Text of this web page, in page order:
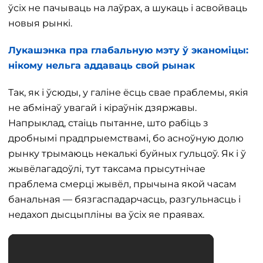
ўсіх не пачываць на лаўрах, а шукаць і асвойваць
новыя рынкі.
Лукашэнка пра глабальную мэту ў эканоміцы:
нікому нельга аддаваць свой рынак
Так, як і ўсюды, у галіне ёсць свае праблемы, якія
не абмінаў увагай і кіраўнік дзяржавы.
Напрыклад, стаіць пытанне, што рабіць з
дробнымі прадпрыемствамі, бо асноўную долю
рынку трымаюць некалькі буйных гульцоў. Як і ў
жывёлагадоўлі, тут таксама прысутнічае
праблема смерці жывёл, прычына якой часам
банальная — бязгаспадарчасць, разгульнасць і
недахоп дысцыпліны ва ўсіх яе праявах.